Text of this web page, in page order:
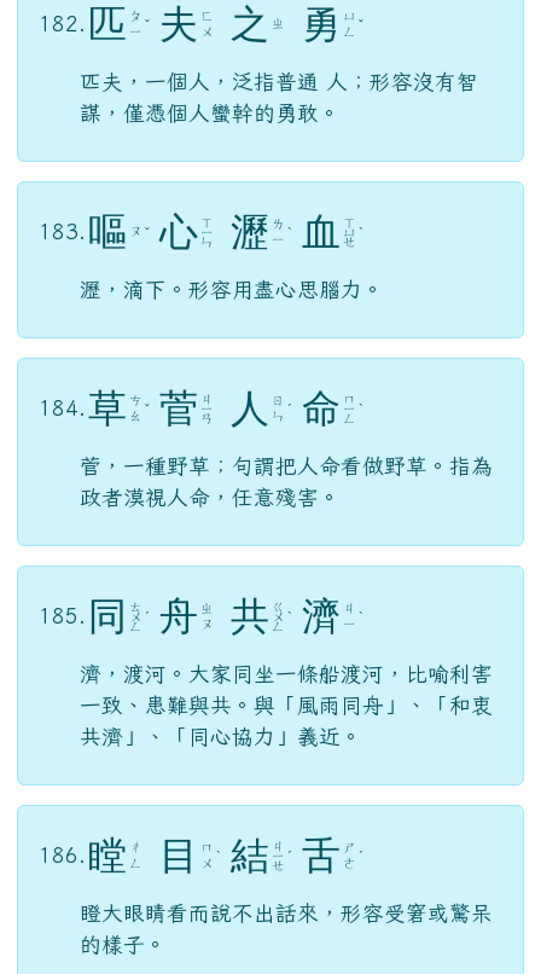
182. 匹 ㄆ
ㄧ ˇ 夫 ㄈ
ㄨ
之 ㄓ 勇 ㄩ
ㄥ ˇ
匹夫，一個人，泛指普通 人；形容沒有智
謀，僅憑個人蠻幹的勇敢。
183. 嘔 ㄡ ˇ 心 ㄒ
ㄧ
ㄣ 瀝 ㄌ
ㄧ ˋ 血 ㄒ
ㄩ
ㄝ
ˋ
瀝，滴下。形容用盡心思腦力。
184. 草 ㄘ
ㄠ ˇ 菅 ㄐ
ㄧ
ㄢ 人
ㄖ
ㄣ ˊ 命 ㄇ
ㄧ
ㄥ
ˋ
菅，一種野草；句謂把人命看做野草。指為
政者漠視人命，任意殘害。
185. 同 ㄊ
ㄨ
ㄥ
ˊ 舟 ㄓ
ㄡ
共 ㄍ
ㄨ
ㄥ
ˋ 濟 ㄐ
ㄧ ˋ
濟，渡河。大家同坐一條船渡河，比喻利害
一致、患難與共。與「風雨同舟」、「和衷
共濟」、「同心協力」義近。
186. 瞠 ㄔ
ㄥ
目
ㄇ
ㄨ ˋ 結 ㄐ
ㄧ
ㄝ
ˊ 舌 ㄕ
ㄜ ˊ
瞪大眼睛看而說不出話來，形容受窘或驚呆
的樣子。